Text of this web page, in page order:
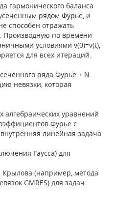
гармонического баланса
рядом Фурье, и
способен отражать
Производную по времени
условиями v(0)=v(t),
для всех итераций.
ряда Фурье + N
невязки, которая
уравнений
Фурье с
линейная задача
Гаусса) для
Крылова (например, метода
GMRES) для задач